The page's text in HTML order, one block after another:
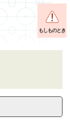
もしものとき